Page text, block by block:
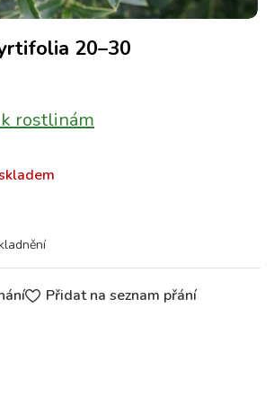
20–30
rostlinám
Přidat na seznam přání